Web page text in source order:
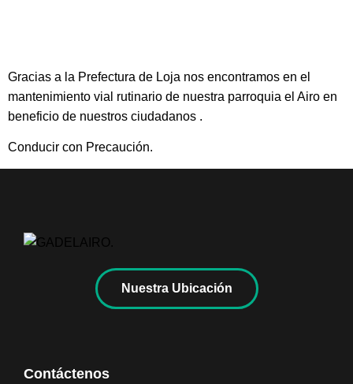
Gracias a la Prefectura de Loja nos encontramos en el
mantenimiento vial rutinario de nuestra parroquia el Airo en
beneficio de nuestros ciudadanos .
Conducir con Precaución.
Nuestra Ubicación
Contáctenos